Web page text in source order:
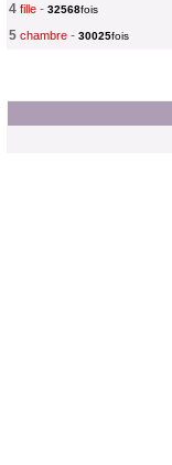
4 fille - 32568fois
5 chambre - 30025fois